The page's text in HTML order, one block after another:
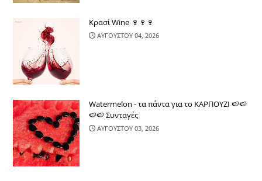
Κρασί Wine 🍷🍷🍷
ΑΥΓΟΥΣΤΟΥ 04, 2026
Watermelon - τα πάντα για το ΚΑΡΠΟΥΖΙ 🍉🍉
🍉🍉 Συνταγές
ΑΥΓΟΥΣΤΟΥ 03, 2026